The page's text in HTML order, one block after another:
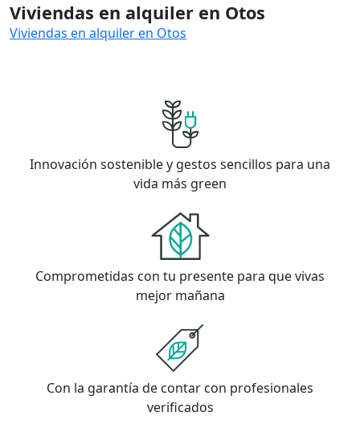
Viviendas en alquiler en Otos
Viviendas en alquiler en Otos
Innovación sostenible y gestos sencillos para una
vida más green
Comprometidas con tu presente para que vivas
mejor mañana
Con la garantía de contar con profesionales
verificados